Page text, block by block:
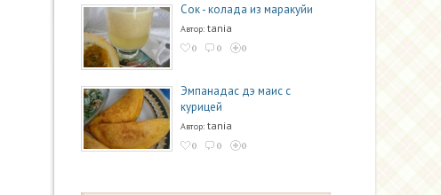
Сок - колада из маракуйи
Автор: tania
0 0 0
Эмпанадас дэ маис с
курицей
Автор: tania
0 0 0